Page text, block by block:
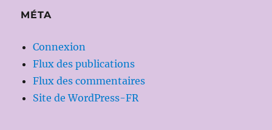
MÉTA
Connexion
Flux des publications
Flux des commentaires
Site de WordPress-FR